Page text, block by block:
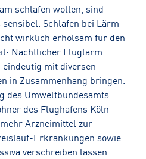
schlafen wollen, sind
Schlafen bei Lärm
wirklich erholsam für den
Nächtlicher Fluglärm
mit diversen
in Zusammenhang bringen.
des Umweltbundesamts
des Flughafens Köln
Arzneimittel zur
Erkrankungen sowie
verschreiben lassen.